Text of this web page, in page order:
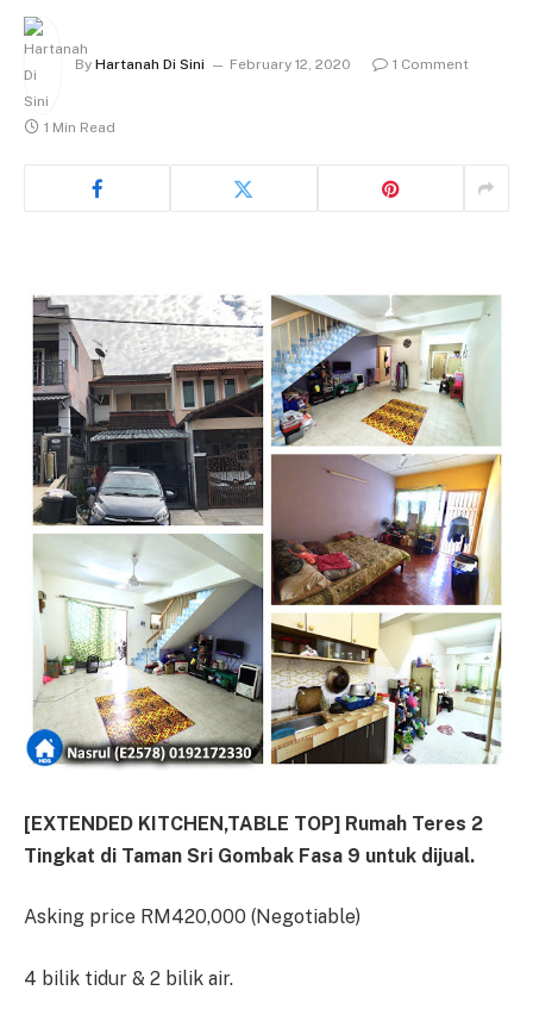
By Hartanah Di Sini February 12, 2020 1 Comment
1 Min Read
[EXTENDED KITCHEN,TABLE TOP] Rumah Teres 2
Tingkat di Taman Sri Gombak Fasa 9 untuk dijual.
Asking price RM420,000 (Negotiable)
4 bilik tidur & 2 bilik air.